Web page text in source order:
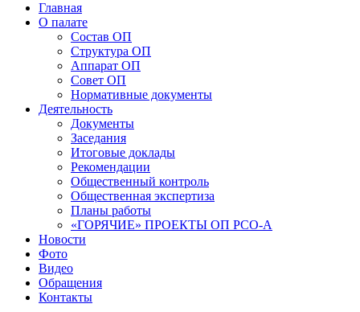
Главная
О палате
Состав ОП
Структура ОП
Аппарат ОП
Совет ОП
Нормативные документы
Деятельность
Документы
Заседания
Итоговые доклады
Рекомендации
Общественный контроль
Общественная экспертиза
Планы работы
«ГОРЯЧИЕ» ПРОЕКТЫ ОП РСО-А
Новости
Фото
Видео
Обращения
Контакты